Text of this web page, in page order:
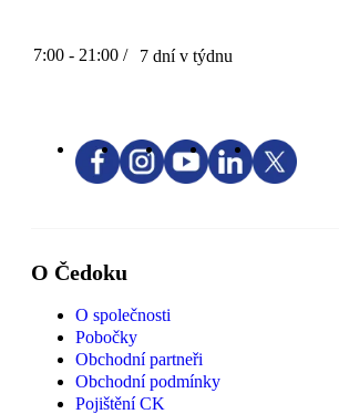
7:00 - 21:00 / 7 dní v týdnu
O Čedoku
O společnosti
Pobočky
Obchodní partneři
Obchodní podmínky
Pojištění CK